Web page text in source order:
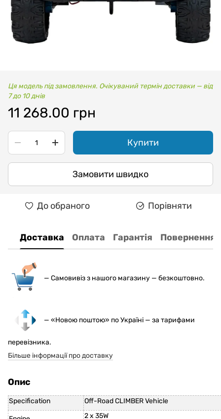
Ця модель під замовлення. Очікуваний термін доставки — від
7 до 10 днів
11 268.00 грн
Купити
Замовити швидко
До обраного Порівняти
Доставка Оплата Гарантія Повернення
— Самовивіз з нашого магазину — безкоштовно.
— «Новою поштою» по Україні — за тарифами
перевізника.
Більше інформації про доставку
Опис
Specification Off-Road CLIMBER Vehicle
2 x 35W